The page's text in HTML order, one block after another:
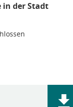
in der Stadt